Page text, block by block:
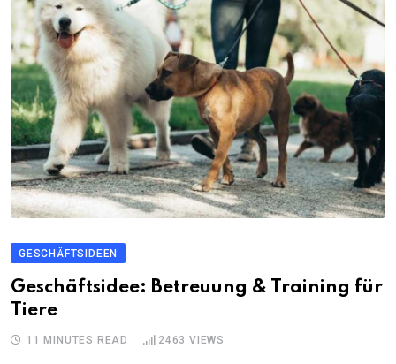
GESCHÄFTSIDEEN
Geschäftsidee: Betreuung & Training für
Tiere
11 MINUTES READ 2463 VIEWS